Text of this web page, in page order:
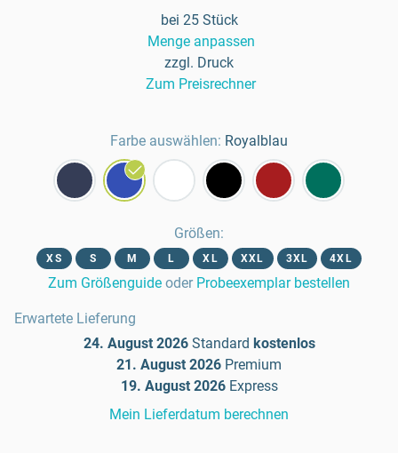
bei 25 Stück
Menge anpassen
zzgl. Druck
Zum Preisrechner
Farbe auswählen: Royalblau
Größen:
XS S M L XL XXL 3XL 4XL
Zum Größenguide oder Probeexemplar bestellen
Erwartete Lieferung
24. August 2026 Standard kostenlos
21. August 2026 Premium
19. August 2026 Express
Mein Lieferdatum berechnen